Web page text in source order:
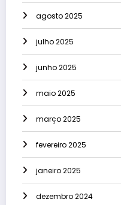
agosto 2025
julho 2025
junho 2025
maio 2025
março 2025
fevereiro 2025
janeiro 2025
dezembro 2024